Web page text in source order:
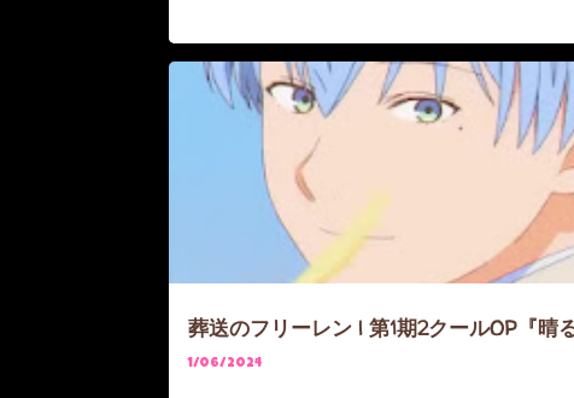
葬送のフリーレン | 第1期2クールOP『晴
1/06/2024
ANIME FRIEREN